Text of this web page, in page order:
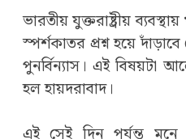
ভারতীয় যুক্তরাষ্ট্রীয়
স্পর্শকাতর প্রশ্ন হয়ে
পুনর্বিন্যাস। এই বিষয়টা
হল হায়দরাবাদ।